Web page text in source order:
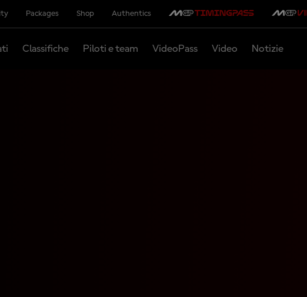
Packages Shop Authentics
Classifiche Piloti e team VideoPass Video Notizie